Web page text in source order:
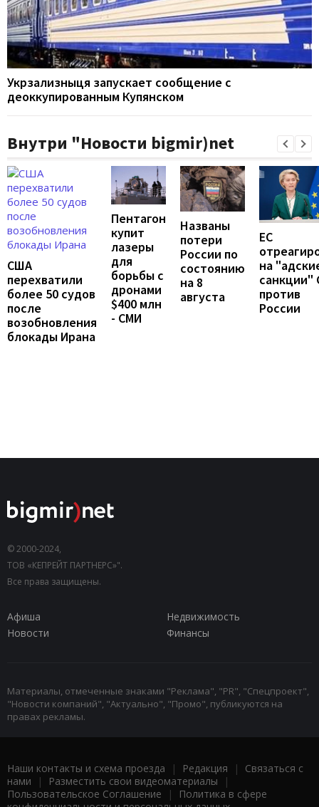
Укрзализныця запускает сообщение с
деоккупированным Купянском
Внутри "Новости bigmir)net
США
перехватили
более 50 судов
после
возобновления
блокады Ирана
Пентагон
купит
лазеры
для
борьбы с
дронами
$400 млн
- СМИ
Названы
потери
России по
состоянию
на 8
августа
ЕС
на
санкции"
против
России
© 2000-2024,
ТОВ «КЕПРЕЙТ ПАРТНЕРС»".
Все права защищены.
Афиша
Недвижимость
Новости
Финансы
Материалы, отмеченные знаками "Реклама", "PR", "Спецпроект",
"Новости компаний", "Актуально", "Промо", публикуются на
правах рекламы.
Наши контакты и схема проезда | Редакция | Связаться с
нами | Разместить свои видеоматериалы |
Пользовательское Соглашение |
Политика в сфере